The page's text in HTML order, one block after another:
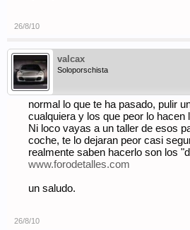
26/8/10
valcax
Soloporschista
normal lo que te ha pasado, pulir
cualquiera y los que peor lo hacen
Ni loco vayas a un taller de esos
coche, te lo dejaran peor casi
realmente saben hacerlo son los
www.forodetalles.com
un saludo.
26/8/10